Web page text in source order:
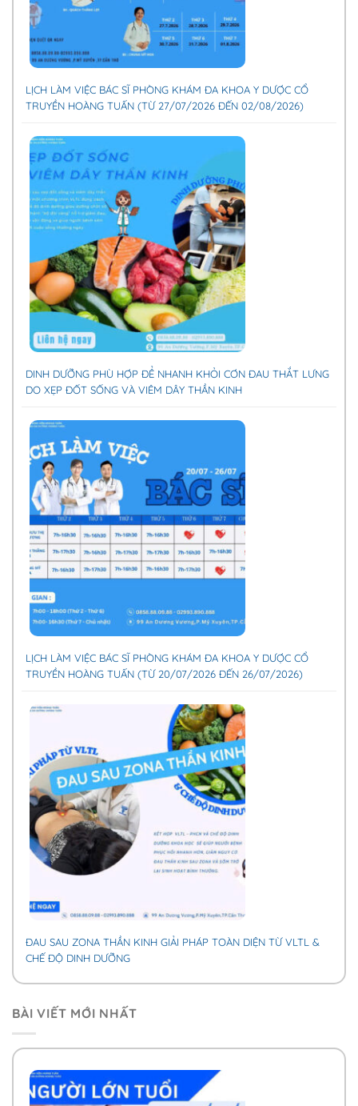
LỊCH LÀM VIỆC BÁC SĨ PHÒNG KHÁM ĐA KHOA Y DƯỢC CỔ
TRUYỀN HOÀNG TUẤN (TỪ 27/07/2026 ĐẾN 02/08/2026)
DINH DƯỠNG PHÙ HỢP ĐỂ NHANH KHỎI CƠN ĐAU THẮT LƯNG
DO XẸP ĐỐT SỐNG VÀ VIÊM DÂY THẦN KINH
LỊCH LÀM VIỆC BÁC SĨ PHÒNG KHÁM ĐA KHOA Y DƯỢC CỔ
TRUYỀN HOÀNG TUẤN (TỪ 20/07/2026 ĐẾN 26/07/2026)
ĐAU SAU ZONA THẦN KINH GIẢI PHÁP TOÀN DIỆN TỪ VLTL &
CHẾ ĐỘ DINH DƯỠNG
BÀI VIẾT MỚI NHẤT